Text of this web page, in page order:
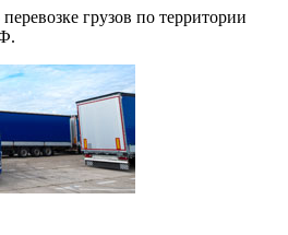
грузов по территории